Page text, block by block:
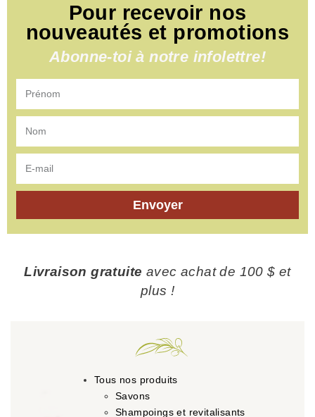
Pour recevoir nos
nouveautés et promotions
Abonne-toi à notre infolettre!
Envoyer
Livraison gratuite avec achat de 100 $ et
plus !
Tous nos produits
Savons
Shampoings et revitalisants